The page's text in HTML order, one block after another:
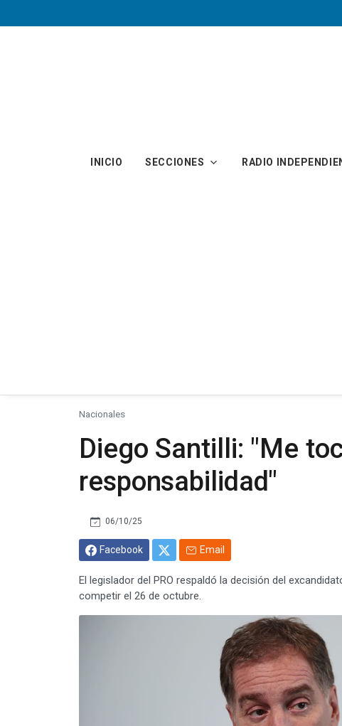
INICIO SECCIONES RADIO
Nacionales
Diego Santilli: "Me
responsabilidad"
06/10/25
Facebook Email
El legislador del PRO respaldó la decisión del
competir el 26 de octubre.